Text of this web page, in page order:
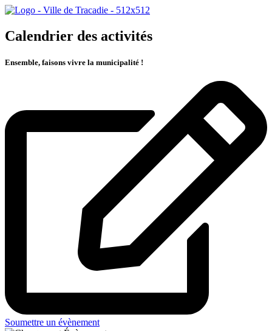
Calendrier des activités
Ensemble, faisons vivre la municipalité !
Soumettre un évènement